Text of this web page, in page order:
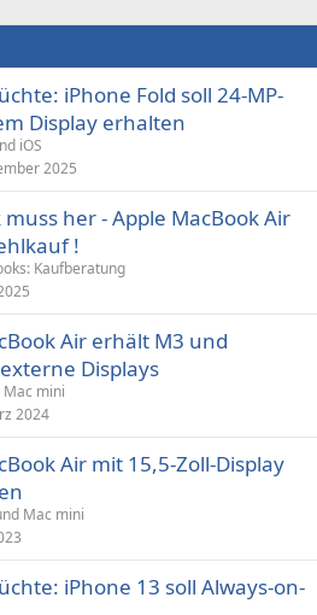
iPhone Fold soll 24-MP-
Display erhalten
iOS
2025
her - Apple MacBook Air
!
Kaufberatung
Air erhält M3 und
Displays
Mac mini
2024
Air mit 15,5-Zoll-Display
Mac mini
iPhone 13 soll Always-on-